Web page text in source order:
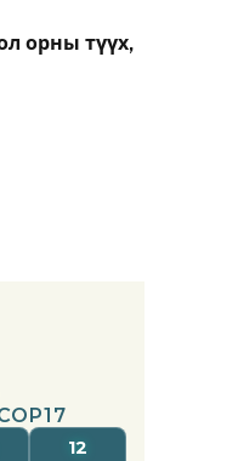
орны түүх,